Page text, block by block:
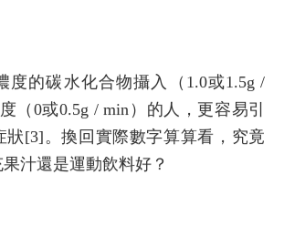
度的碳水化合物攝入（1.0或1.5g /
（0或0.5g / min）的人，更容易引
狀[3]。換回實際數字算算看，究竟
汁還是運動飲料好？